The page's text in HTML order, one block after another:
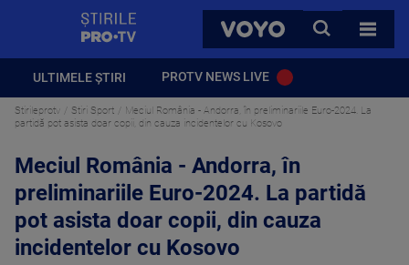
VOYO
CAUTA
TOATE
ULTIMELE ȘTIRI PROTV NEWS LIVE
Stirileprotv Stiri Sport
Meciul România - Andorra, în preliminariile Euro-2024. La
partidă pot asista doar copii, din cauza incidentelor cu Kosovo
Meciul România - Andorra, în
preliminariile Euro-2024. La partidă
pot asista doar copii, din cauza
incidentelor cu Kosovo